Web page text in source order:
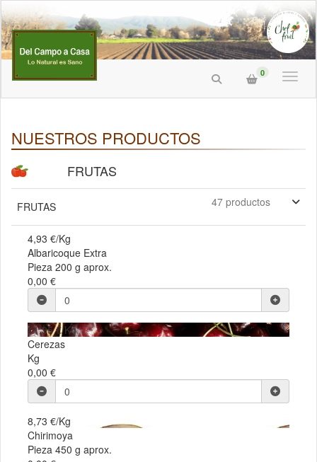
0
NUESTROS PRODUCTOS
FRUTAS
FRUTAS 47 productos
4,93 €/Kg
Albaricoque Extra
Pieza 200 g aprox.
0,00 €
11,35 €/Kg
Cerezas
Kg
0,00 €
8,73 €/Kg
Chirimoya
Pieza 450 g aprox.